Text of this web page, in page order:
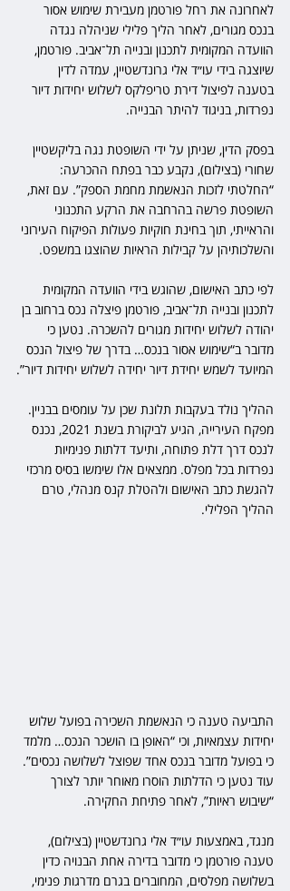
לאחרונה את רחל פורטמן מעבירת שימוש אסור
בנכס מגורים, לאחר הליך פלילי שניהלה נגדה
הוועדה המקומית לתכנון ובנייה תל־אביב. פורטמן,
שיוצגה בידי עו״ד אלי גרונדשטיין, עמדה לדין
בטענה לפיצול דירת טריפלקס לשלוש יחידות דיור
נפרדות, בניגוד להיתר הבנייה.
בפסק הדין, שניתן על ידי השופטת נגה בליקשטיין
שחורי (בצילום), נקבע כבר בפתח ההכרעה:
“החלטתי לזכות הנאשמת מחמת הספק”. עם זאת,
השופטת פרשה בהרחבה את הרקע התכנוני
והראייתי, תוך בחינת חוקיות פעולות הפיקוח העירוני
והשלכותיהן על קבילות הראיות שהוצגו במשפט.
לפי כתב האישום, שהוגש בידי הוועדה המקומית
לתכנון ובנייה תל־אביב, פורטמן פיצלה נכס ברחוב בן
יהודה לשלוש יחידות מגורים להשכרה. נטען כי
מדובר ב“שימוש אסור בנכס… בדרך של פיצול הנכס
המיועד לשמש יחידת דיור יחידה לשלוש יחידות דיור”.
ההליך נולד בעקבות תלונת שכן על עומסים בבניין.
מפקח העירייה, הגיע לביקורת בשנת 2021, נכנס
לנכס דרך דלת פתוחה, ותיעד דלתות פנימיות
נפרדות בכל מפלס. ממצאים אלו שימשו בסיס מרכזי
להגשת כתב האישום ולהטלת קנס מנהלי, טרם
ההליך הפלילי.
התביעה טענה כי הנאשמת השכירה בפועל שלוש
יחידות עצמאיות, וכי “האופן בו הושכר הנכס… מלמד
כי בפועל מדובר בנכס אחד שפוצל לשלושה נכסים”.
עוד נטען כי הדלתות הוסרו מאוחר יותר לצורך
“שיבוש ראיות”, לאחר פתיחת החקירה.
מנגד, באמצעות עו״ד אלי גרונדשטיין (בצילום),
טענה פורטמן כי מדובר בדירה אחת הבנויה כדין
בשלושה מפלסים, המחוברים בגרם מדרגות פנימי,